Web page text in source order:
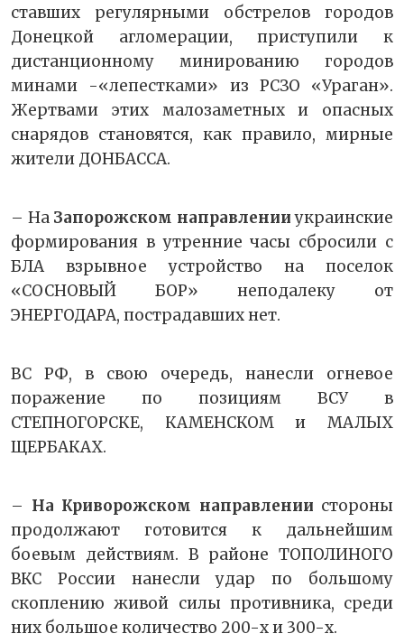
ставших регулярными обстрелов городов
Донецкой агломерации, приступили к
дистанционному минированию городов
минами -«лепестками» из РСЗО «Ураган».
Жертвами этих малозаметных и опасных
снарядов становятся, как правило, мирные
жители ДОНБАССА.
– На Запорожском направленииукраинские
формирования в утренние часы сбросили с
БЛА взрывное устройство на поселок
«СОСНОВЫЙ БОР» неподалеку от
ЭНЕРГОДАРА, пострадавших нет.
ВС РФ, в свою очередь, нанесли огневое
поражение по позициям ВСУ в
СТЕПНОГОРСКЕ, КАМЕНСКОМ и МАЛЫХ
ЩЕРБАКАХ.
– На Криворожском направлении стороны
продолжают готовится к дальнейшим
боевым действиям. В районе ТОПОЛИНОГО
ВКС России нанесли удар по большому
скоплению живой силы противника, среди
них большое количество 200-х и 300-х.